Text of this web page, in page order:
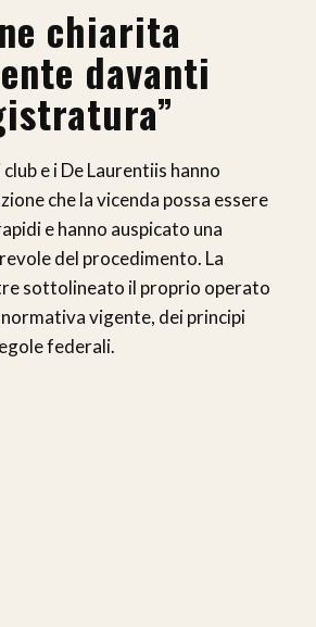
chiarita
davanti
e i De Laurentiis hanno
che la vicenda possa essere
e hanno auspicato una
del procedimento. La
sottolineato il proprio operato
vigente, dei principi
federali.